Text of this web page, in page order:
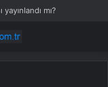
mı?